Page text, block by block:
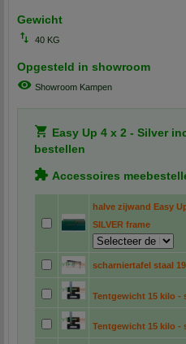
Gewicht
40 KG
Opgesteld in showroom
Showroom Kampen
Easy Up 4 x 2 - Silver
bestellen
Accessoires
halve zijwand Easy
SILVER frame
scharniertafel staal
Tentgewicht 15 kilo -
Tentgewicht 15 kilo -